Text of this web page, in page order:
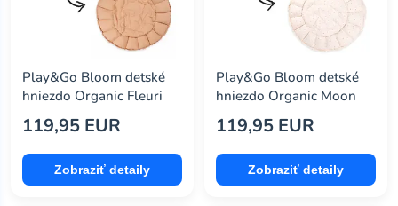
Play&Go Bloom detské
hniezdo Organic Fleuri
119,95 EUR
Zobraziť detaily
Play&Go Bloom detské
hniezdo Organic Moon
119,95 EUR
Zobraziť detaily